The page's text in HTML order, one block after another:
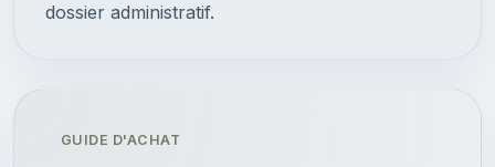
dossier administratif.
GUIDE D'ACHAT